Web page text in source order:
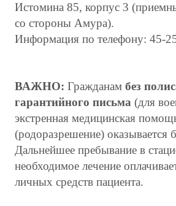
Истомина 85, корпус 3
со стороны Амура).
Информация по телефону: 45-
ВАЖНО: Гражданам без
гарантийного письма (для
экстренная медицинская
(родоразрешение) оказывается
Дальнейшее пребывание в
необходимое лечение
личных средств пациента.